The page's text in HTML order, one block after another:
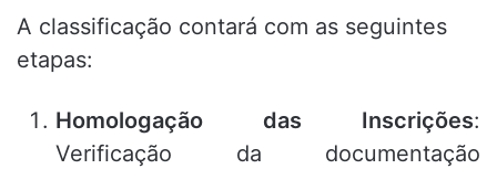
A classificação contará com as seguintes
etapas:
Homologação das Inscrições:
Verificação da documentação